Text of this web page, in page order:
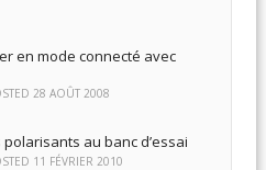
en mode connecté avec
28 AOÛT 2008
polarisants au banc d’essai
11 FÉVRIER 2010